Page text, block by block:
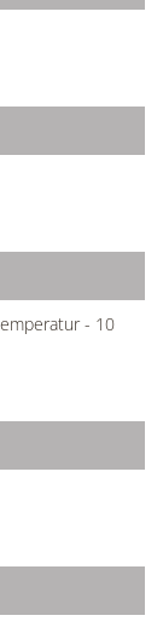
- 10